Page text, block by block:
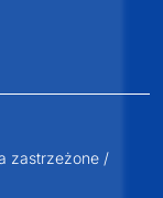
zastrzeżone /